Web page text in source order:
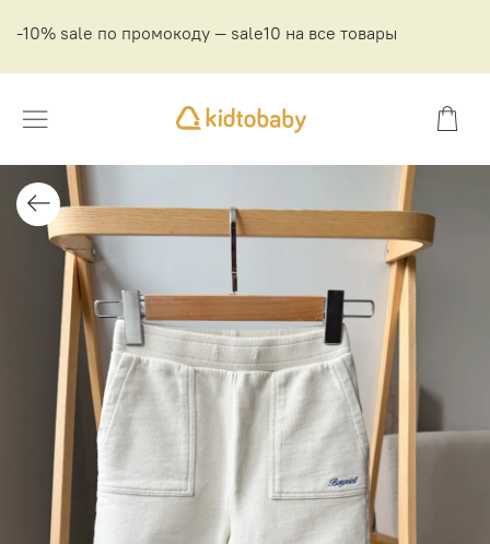
-10% sale по промокоду — sale10 на все товары